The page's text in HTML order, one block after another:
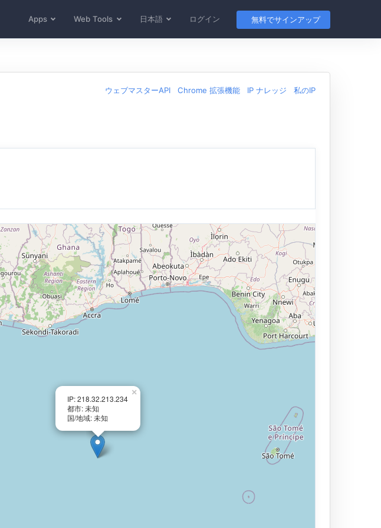
Apps Web Tools 日本語 ログイン 無料でサインアップ
ウェブマスターAPI Chrome 拡張機能 IP ナレッジ 私のIP
IP: 218.32.213.234
都市: 未知
国/地域: 未知
×